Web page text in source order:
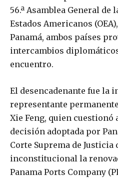
56.ª Asamblea General de
Estados Americanos
Panamá, ambos países
intercambios
encuentro.
El desencadenante fue la
representante
Xie Feng, quien cuestionó
decisión adoptada por
Corte Suprema de Justicia
inconstitucional la
Panama Ports Company